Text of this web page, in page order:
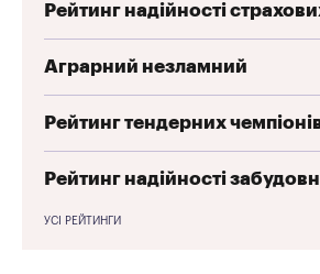
Рейтинг надійності
Аграрний незламний
Рейтинг тендерних
Рейтинг надійності
УСІ РЕЙТИНГИ